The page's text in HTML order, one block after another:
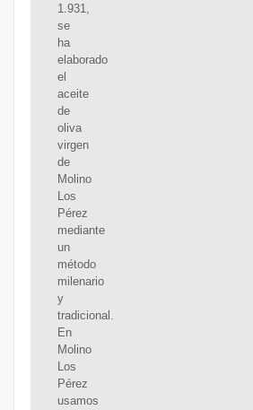
1.931,
se
ha
elaborado
el
aceite
de
oliva
virgen
de
Molino
Los
Pérez
mediante
un
método
milenario
y
tradicional.
En
Molino
Los
Pérez
usamos